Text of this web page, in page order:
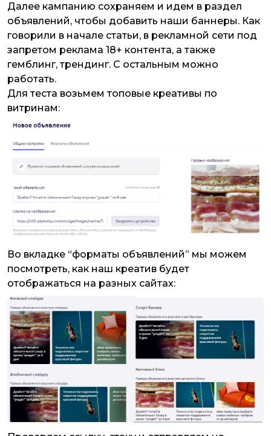
Далее кампанию сохраняем и идем в раздел
объявлений, чтобы добавить наши баннеры. Как
говорили в начале статьи, в рекламной сети под
запретом реклама 18+ контента, а также
гемблинг, трендинг. С остальным можно
работать.
Для теста возьмем топовые креативы по
витринам:
Во вкладке “форматы объявлений” мы можем
посмотреть, как наш креатив будет
отображаться на разных сайтах: